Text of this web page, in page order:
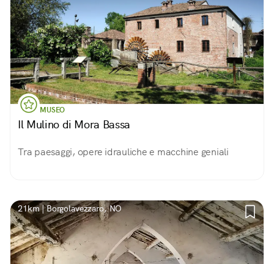
MUSEO
Il Mulino di Mora Bassa
Tra paesaggi, opere idrauliche e macchine geniali
21km | Borgolavezzaro, NO